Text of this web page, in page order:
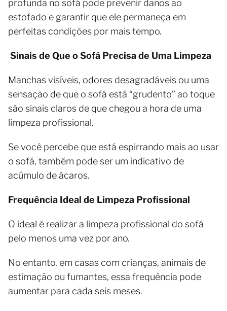
profunda no sofá pode prevenir danos ao
estofado e garantir que ele permaneça em
perfeitas condições por mais tempo.
Sinais de Que o Sofá Precisa de Uma Limpeza
Manchas visíveis, odores desagradáveis ou uma
sensação de que o sofá está “grudento” ao toque
são sinais claros de que chegou a hora de uma
limpeza profissional.
Se você percebe que está espirrando mais ao usar
o sofá, também pode ser um indicativo de
acúmulo de ácaros.
Frequência Ideal de Limpeza Profissional
O ideal é realizar a limpeza profissional do sofá
pelo menos uma vez por ano.
No entanto, em casas com crianças, animais de
estimação ou fumantes, essa frequência pode
aumentar para cada seis meses.